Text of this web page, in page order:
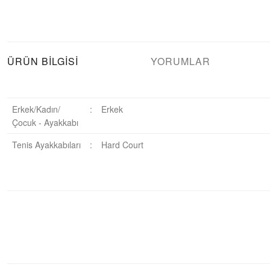
ÜRÜN BILGISI YORUMLAR
Erkek/Kadın/
Çocuk - Ayakkabı
: Erkek
Tenis Ayakkabıları : Hard Court